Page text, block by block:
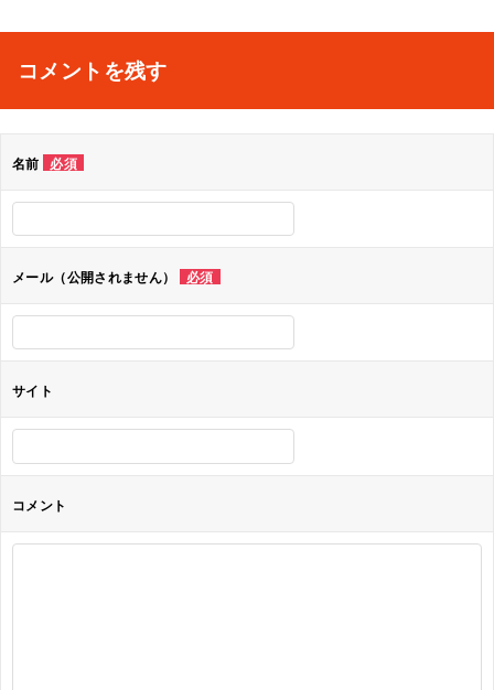
ビ
シ
ョ
ン
コメントを残す
名前 必須
メール（公開されません） 必須
サイト
コメント